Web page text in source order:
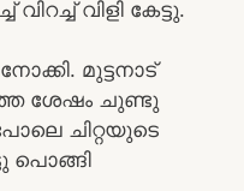
വിറച്ച് വിളി കേട്ടു.
മുട്ടനാട്
ശേഷം ചുണ്ടു
ചിറ്റയുടെ
പൊങ്ങി